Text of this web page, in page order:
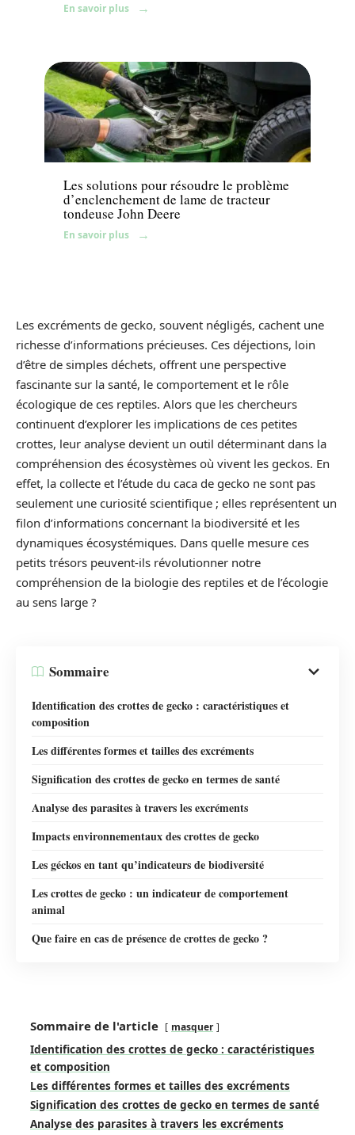
En savoir plus
Équipement
Les solutions pour résoudre le problème
d’enclenchement de lame de tracteur
tondeuse John Deere
En savoir plus
Les excréments de gecko, souvent négligés, cachent une
richesse d’informations précieuses. Ces déjections, loin
d’être de simples déchets, offrent une perspective
fascinante sur la santé, le comportement et le rôle
écologique de ces reptiles. Alors que les chercheurs
continuent d’explorer les implications de ces petites
crottes, leur analyse devient un outil déterminant dans la
compréhension des écosystèmes où vivent les geckos. En
effet, la collecte et l’étude du caca de gecko ne sont pas
seulement une curiosité scientifique ; elles représentent un
filon d’informations concernant la biodiversité et les
dynamiques écosystémiques. Dans quelle mesure ces
petits trésors peuvent-ils révolutionner notre
compréhension de la biologie des reptiles et de l’écologie
au sens large ?
Sommaire
Identification des crottes de gecko : caractéristiques et
composition
Les différentes formes et tailles des excréments
Signification des crottes de gecko en termes de santé
Analyse des parasites à travers les excréments
Impacts environnementaux des crottes de gecko
Les géckos en tant qu’indicateurs de biodiversité
Les crottes de gecko : un indicateur de comportement
animal
Que faire en cas de présence de crottes de gecko ?
Sommaire de l'article masquer
Identification des crottes de gecko : caractéristiques
et composition
Les différentes formes et tailles des excréments
Signification des crottes de gecko en termes de santé
Analyse des parasites à travers les excréments